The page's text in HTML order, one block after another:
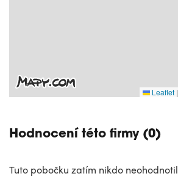
Leaflet |
Hodnocení této firmy (0)
Tuto pobočku zatím nikdo neohodnotil